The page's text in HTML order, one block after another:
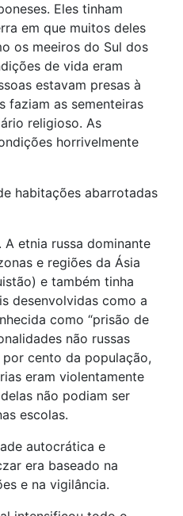
Eles tinham
em que muitos deles
os meeiros do Sul dos
de vida eram
estavam presas à
faziam as sementeiras
religioso. As
horrivelmente
habitações abarrotadas
A etnia russa dominante
e regiões da Ásia
e também tinha
desenvolvidas como a
como “prisão de
não russas
cento da população,
eram violentamente
não podiam ser
escolas.
autocrática e
era baseado na
e na vigilância.